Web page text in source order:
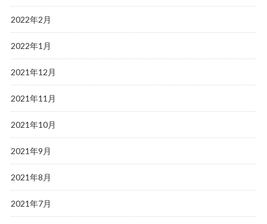
2022年2月
2022年1月
2021年12月
2021年11月
2021年10月
2021年9月
2021年8月
2021年7月